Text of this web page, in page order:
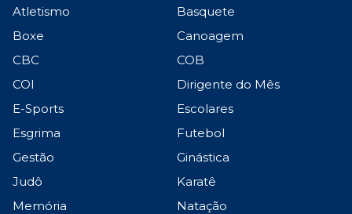
Atletismo
Basquete
Boxe
Canoagem
CBC
COB
COI
Dirigente do Mês
E-Sports
Escolares
Esgrima
Futebol
Gestão
Ginástica
Judô
Karatê
Memória
Natação